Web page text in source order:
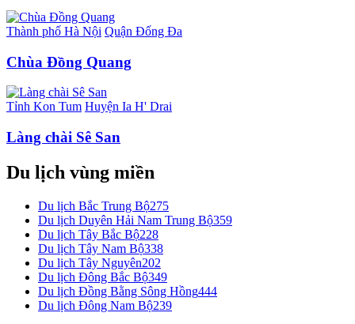
Thành phố Hà Nội Quận Đống Đa
Chùa Đồng Quang
Tỉnh Kon Tum Huyện Ia H' Drai
Làng chài Sê San
Du lịch vùng miền
Du lịch Bắc Trung Bộ275
Du lịch Duyên Hải Nam Trung Bộ359
Du lịch Tây Bắc Bộ228
Du lịch Tây Nam Bộ338
Du lịch Tây Nguyên202
Du lịch Đông Bắc Bộ349
Du lịch Đồng Bằng Sông Hồng444
Du lịch Đông Nam Bộ239